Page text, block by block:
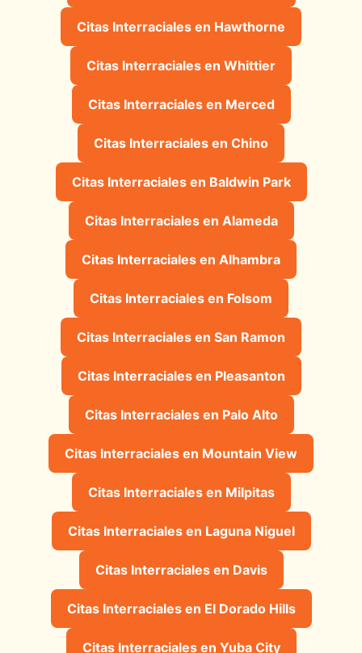
Citas Interraciales en Hawthorne
Citas Interraciales en Whittier
Citas Interraciales en Merced
Citas Interraciales en Chino
Citas Interraciales en Baldwin Park
Citas Interraciales en Alameda
Citas Interraciales en Alhambra
Citas Interraciales en Folsom
Citas Interraciales en San Ramon
Citas Interraciales en Pleasanton
Citas Interraciales en Palo Alto
Citas Interraciales en Mountain View
Citas Interraciales en Milpitas
Citas Interraciales en Laguna Niguel
Citas Interraciales en Davis
Citas Interraciales en El Dorado Hills
Citas Interraciales en Yuba City